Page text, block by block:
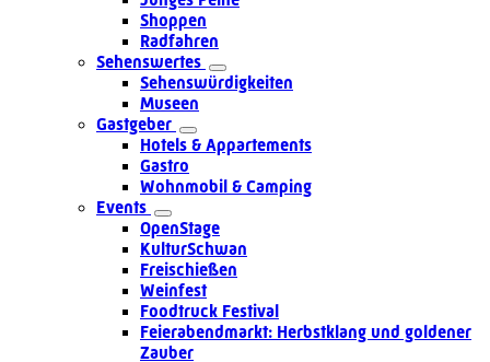
Shoppen
Radfahren
Sehenswertes
Sehenswürdigkeiten
Museen
Gastgeber
Hotels & Appartements
Gastro
Wohnmobil & Camping
Events
OpenStage
KulturSchwan
Freischießen
Weinfest
Foodtruck Festival
Feierabendmarkt: Herbstklang und goldener
Zauber